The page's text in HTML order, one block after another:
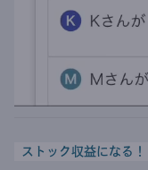
ストック収益になる！